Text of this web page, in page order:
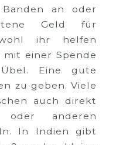
an oder
Geld für
ihr helfen
einer Spende
Eine gute
zu geben. Viele
auch direkt
anderen
In Indien gibt